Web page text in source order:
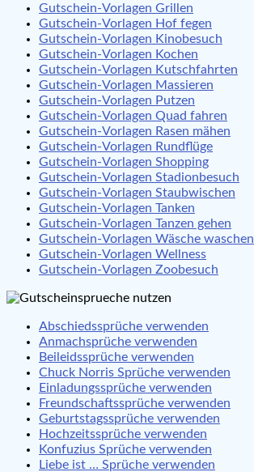
Gutschein-Vorlagen Grillen
Gutschein-Vorlagen Hof fegen
Gutschein-Vorlagen Kinobesuch
Gutschein-Vorlagen Kochen
Gutschein-Vorlagen Kutschfahrten
Gutschein-Vorlagen Massieren
Gutschein-Vorlagen Putzen
Gutschein-Vorlagen Quad fahren
Gutschein-Vorlagen Rasen mähen
Gutschein-Vorlagen Rundflüge
Gutschein-Vorlagen Shopping
Gutschein-Vorlagen Stadionbesuch
Gutschein-Vorlagen Staubwischen
Gutschein-Vorlagen Tanken
Gutschein-Vorlagen Tanzen gehen
Gutschein-Vorlagen Wäsche waschen
Gutschein-Vorlagen Wellness
Gutschein-Vorlagen Zoobesuch
Abschiedssprüche verwenden
Anmachsprüche verwenden
Beileidssprüche verwenden
Chuck Norris Sprüche verwenden
Einladungssprüche verwenden
Freundschaftssprüche verwenden
Geburtstagssprüche verwenden
Hochzeitssprüche verwenden
Konfuzius Sprüche verwenden
Liebe ist … Sprüche verwenden